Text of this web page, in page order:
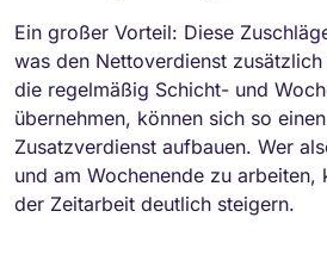
Ein großer Vorteil: Diese
was den Nettoverdienst
die regelmäßig Schicht- und
übernehmen, können sich so
Zusatzverdienst aufbauen. Wer
und am Wochenende zu arbeiten,
der Zeitarbeit deutlich steigern.